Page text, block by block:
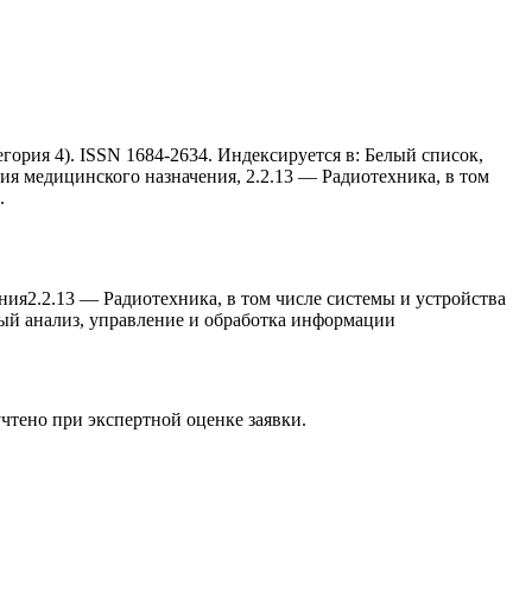
4). ISSN 1684-2634. Индексируется в: Белый список,
назначения, 2.2.13 — Радиотеxника, в том
2.2.13 — Радиотеxника, в том числе системы и устройства
анализ, управление и обработка информации
при экспертной оценке заявки.